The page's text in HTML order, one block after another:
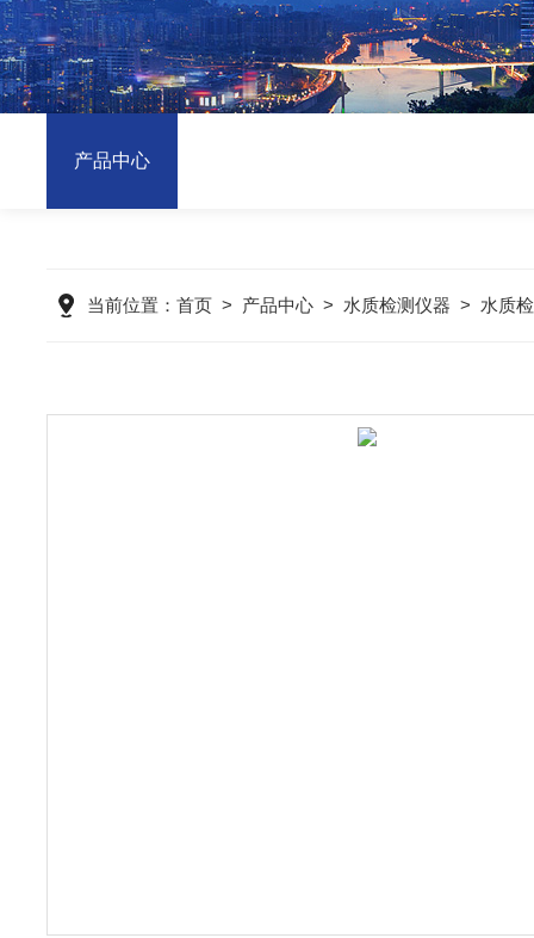
产品中心
当前位置： 首页 > 产品中心 > 水质检测仪器 > 水质